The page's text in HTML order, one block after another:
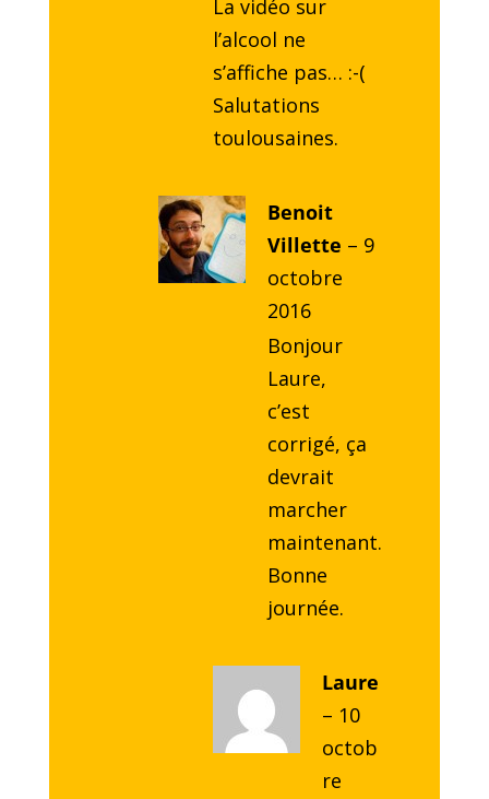
La vidéo sur
l’alcool ne
s’affiche pas… :-(
Salutations
toulousaines.
Benoit
Villette – 9
octobre
2016
Bonjour
Laure,
c’est
corrigé, ça
devrait
marcher
maintenant.
Bonne
journée.
Laure
– 10
octob
re